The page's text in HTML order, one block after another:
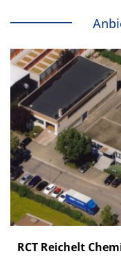
RCT Reichelt